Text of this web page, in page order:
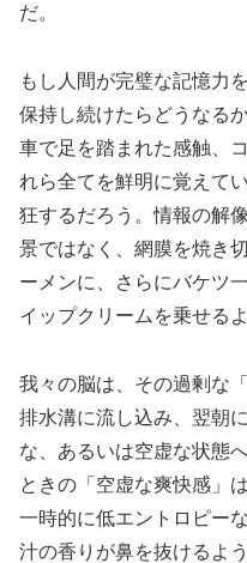
だ。
もし人間が完璧な記憶力
保持し続けたらどうなる
車で足を踏まれた感触、
れら全てを鮮明に覚えて
狂するだろう。情報の解
景ではなく、網膜を焼き
ーメンに、さらにバケツ
イップクリームを乗せる
我々の脳は、その過剰な
排水溝に流し込み、翌朝
な、あるいは空虚な状態
ときの「空虚な爽快感」
一時的に低エントロピー
汁の香りが鼻を抜けるよ